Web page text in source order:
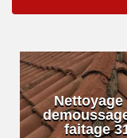
Nettoyage
faitage